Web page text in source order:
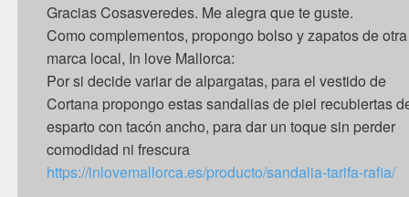
Gracias Cosasveredes. Me alegra que te guste.
Como complementos, propongo bolso y zapatos de otra
marca local, In love Mallorca:
Por si decide variar de alpargatas, para el vestido de
Cortana propongo estas sandalias de piel recubiertas
esparto con tacón ancho, para dar un toque sin perder
comodidad ni frescura
https://inlovemallorca.es/producto/sandalia-tarifa-rafia/